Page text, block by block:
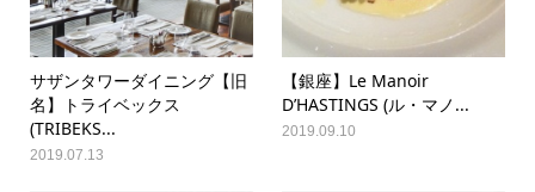
サザンタワーダイニング【旧
名】トライベックス
(TRIBEKS...
2019.07.13
【銀座】Le Manoir
D’HASTINGS (ル・マノ...
2019.09.10